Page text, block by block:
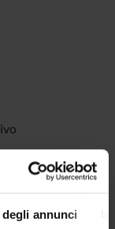
annunci